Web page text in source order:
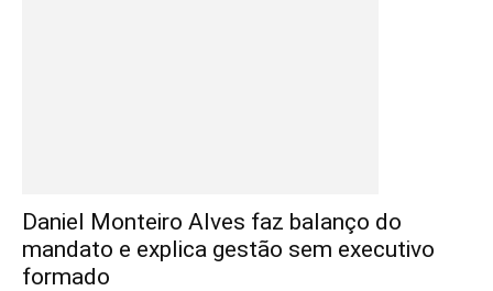
Daniel Monteiro Alves faz balanço do
mandato e explica gestão sem executivo
formado